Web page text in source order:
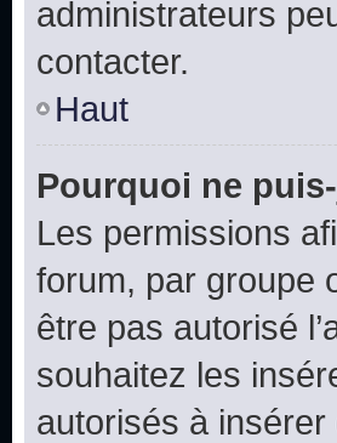
administrateurs
contacter.
Haut
Pourquoi ne
Les permissions
forum, par groupe
être pas autorisé
souhaitez les
autorisés à insérer